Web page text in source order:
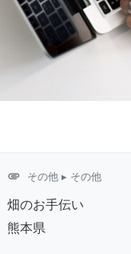
attachment その他▸ その他
畑のお手伝い
熊本県